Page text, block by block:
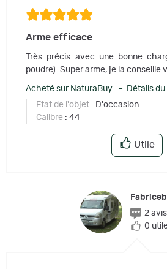
Arme efficace
Très précis avec une bonne
poudre). Super arme, je la conseille
Acheté sur NaturaBuy – Détails du
Etat de l'objet : D'occasion
Calibre : 44
Utile
2
0